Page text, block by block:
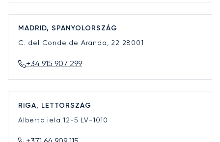
MADRID, SPANYOLORSZÁG
C. del Conde de Aranda, 22 28001
+34 915 907 299
RIGA, LETTORSZÁG
Alberta iela 12-5 LV-1010